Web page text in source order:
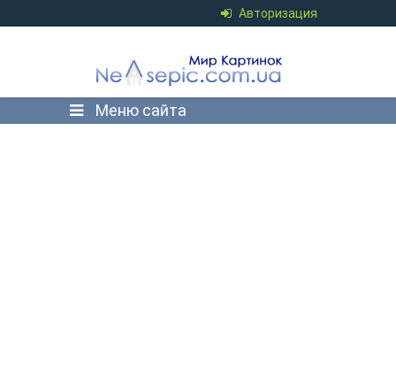
Авторизация
Меню сайта